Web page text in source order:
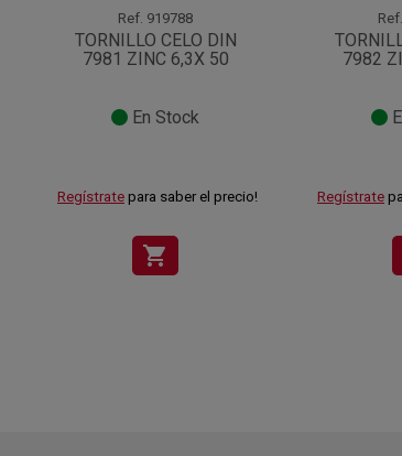
Ref. 919788
TORNILLO CELO DIN
7981 ZINC 6,3X 50
En Stock
Regístrate para saber el precio!
shopping_cart
Ref.
7982
Regístrate